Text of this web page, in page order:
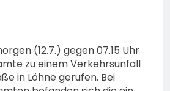
(12.7.) gegen 07.15 Uhr
zu einem Verkehrsunfall
in Löhne gerufen. Bei